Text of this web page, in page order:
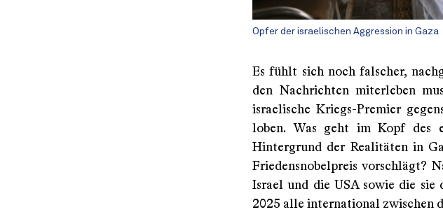
Opfer der israelischen Aggression in Gaza
Es fühlt sich noch falscher,
den Nachrichten miterleben
israelische Kriegs-Premier
loben. Was geht im Kopf des
Hintergrund der Realitäten in
Friedensnobelpreis vorschlägt?
Israel und die USA sowie die sie
2025 alle international zwischen